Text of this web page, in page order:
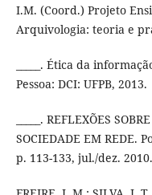
I.M. (Coord.) Projeto
Arquivologia: teoria e
_____. Ética da
Pessoa: DCI: UFPB, 2013.
_____. REFLEXÕES
SOCIEDADE EM REDE.
p. 113-133, jul./dez. 2010.